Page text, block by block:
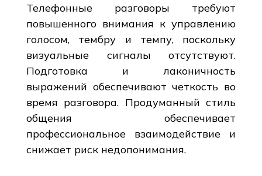
Телефонные разговоры требуют
повышенного внимания к управлению
голосом, тембру и темпу, поскольку
визуальные сигналы отсутствуют.
Подготовка и лаконичность
выражений обеспечивают четкость во
время разговора. Продуманный стиль
общения обеспечивает
профессиональное взаимодействие и
снижает риск недопонимания.